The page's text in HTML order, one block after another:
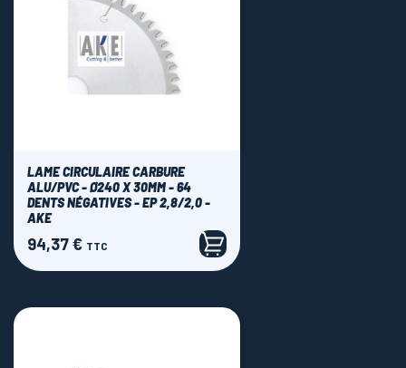
LAME CIRCULAIRE CARBURE
ALU/PVC - Ø240 X 30MM - 64
DENTS NÉGATIVES - EP 2,8/2,0 -
AKE
Prix
94,37 € TTC